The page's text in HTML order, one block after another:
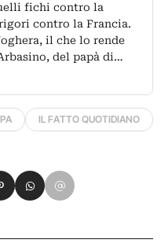
fichi contro la
contro la Francia.
il che lo rende
del papà di…
IL FATTO QUOTIDIANO
Xsu LinkedIn
su Pinterest
Condividi su WhatsApp
Condividi su Email